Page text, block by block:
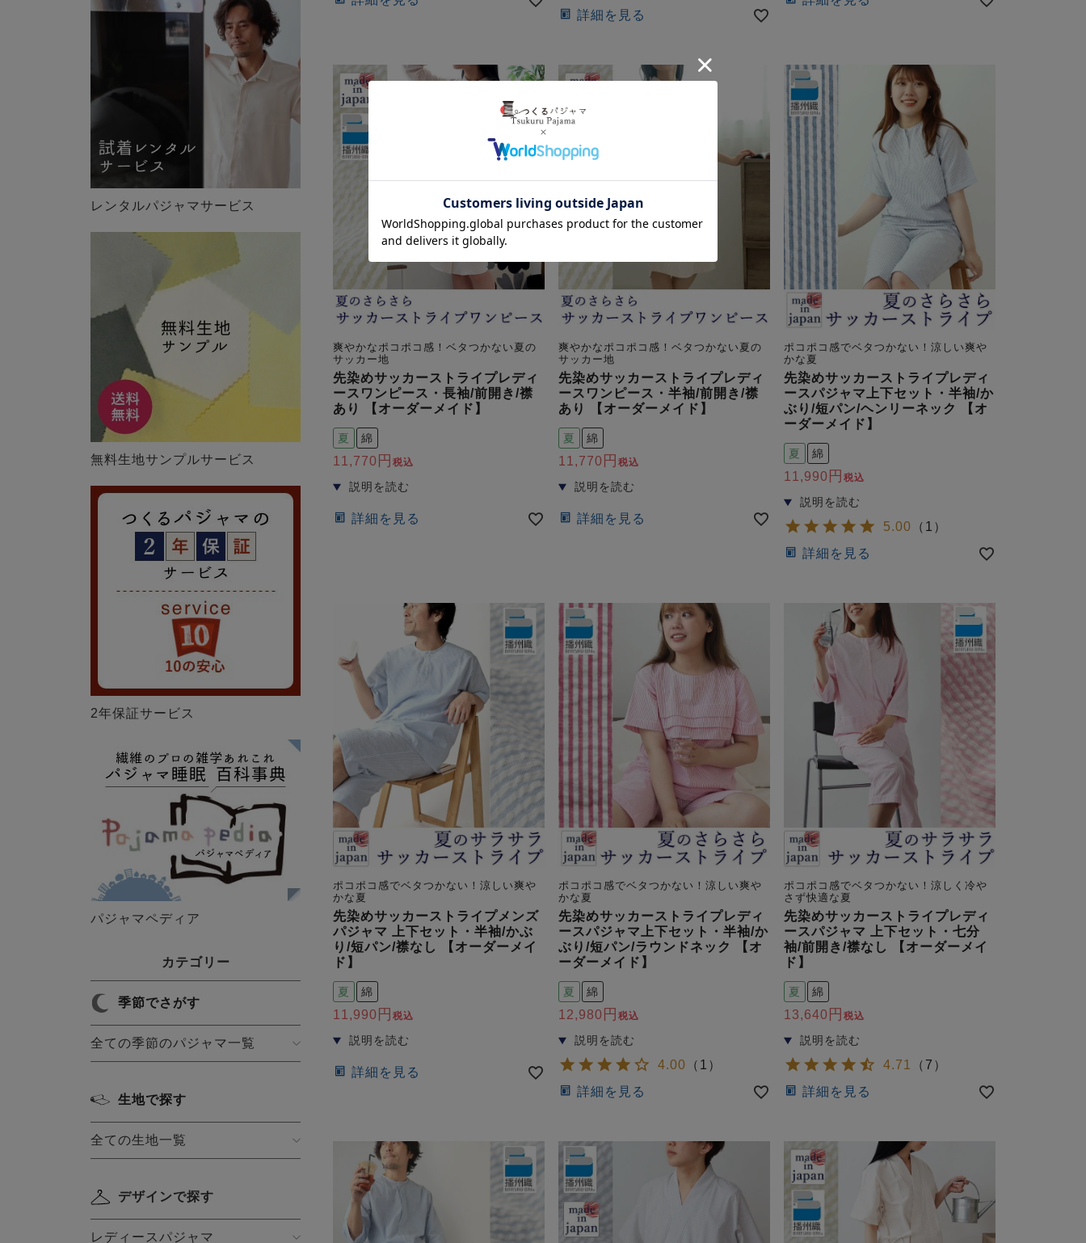
レンタルパジャマサービス
無料生地サンプルサービス
2年保証サービス
パジャマペディア
カテゴリー
季節でさがす
全ての季節のパジャマ一覧
生地で探す
全ての生地一覧
デザインで探す
レディースパジャマ
詳細を見る
爽やかなポコポコ感！ベタつかない夏の
サッカー地
先染めサッカーストライプレディ
ースワンピース・長袖/前開き/襟
あり 【オーダーメイド】
夏 綿
11,770 税込
詳細を見る
爽やかなポコポコ感！ベタつかない夏の
サッカー地
先染めサッカーストライプレディ
ースワンピース・半袖/前開き/襟
あり 【オーダーメイド】
夏 綿
11,770 税込
詳細を見る
ポコポコ感でベタつかない！涼しい爽や
かな夏
先染めサッカーストライプレディ
ースパジャマ上下セット・半袖/か
ぶり/短パン/ヘンリーネック 【オ
ーダーメイド】
夏 綿
11,990 税込
5.00 （ 1 ）
詳細を見る
ポコポコ感でベタつかない！涼しい爽や
かな夏
先染めサッカーストライプメンズ
パジャマ 上下セット・半袖/かぶ
り/短パン/襟なし 【オーダーメイ
ド】
夏 綿
11,990 税込
詳細を見る
ポコポコ感でベタつかない！涼しい爽や
かな夏
先染めサッカーストライプレディ
ースパジャマ上下セット・半袖/か
ぶり/短パン/ラウンドネック 【オ
ーダーメイド】
夏 綿
12,980 税込
4.00 （ 1 ）
詳細を見る
ポコポコ感でベタつかない！涼しく冷や
さず快適な夏
先染めサッカーストライプレディ
ースパジャマ 上下セット・七分
袖/前開き/襟なし 【オーダーメイ
ド】
夏 綿
13,640 税込
4.71 （ 7 ）
詳細を見る